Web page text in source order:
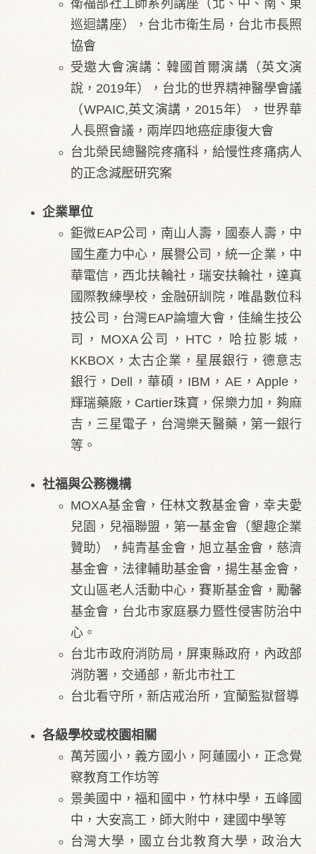
衛福部社工師系列講座（北、中、南、東
巡迴講座），台北市衛生局，台北市長照
協會
受邀大會演講：韓國首爾演講（英文演
說，2019年），台北的世界精神醫學會議
（WPAIC,英文演講，2015年），世界華
人長照會議，兩岸四地癌症康復大會
台北榮民總醫院疼痛科，給慢性疼痛病人
的正念減壓研究案
企業單位
鉅微EAP公司，南山人壽，國泰人壽，中
國生產力中心，展譽公司，統一企業，中
華電信，西北扶輪社，瑞安扶輪社，達真
國際教練學校，金融研訓院，唯晶數位科
技公司，台灣EAP論壇大會，佳綸生技公
司，MOXA公司，HTC，哈拉影城，
KKBOX， 太古企業，星展銀行，德意志
銀行，Dell，華碩，IBM，AE，Apple，
輝瑞藥廠，Cartier珠寶，保樂力加，夠麻
吉，三星電子，台灣樂天醫藥，第一銀行
等。
社福與公務機構
MOXA基金會，任林文教基金會，幸夫愛
兒園，兒福聯盟，第一基金會（墾趣企業
贊助），純青基金會，旭立基金會，慈濟
基金會，法律輔助基金會，揚生基金會，
文山區老人活動中心，賽斯基金會，勵馨
基金會，台北市家庭暴力暨性侵害防治中
心。
台北市政府消防局，屏東縣政府，內政部
消防署，交通部，新北市社工
台北看守所，新店戒治所，宜蘭監獄督導
各級學校或校園相關
萬芳國小，義方國小，阿蓮國小，正念覺
察教育工作坊等
景美國中，福和國中，竹林中學，五峰國
中，大安高工，師大附中，建國中學等
台灣大學，國立台北教育大學，政治大